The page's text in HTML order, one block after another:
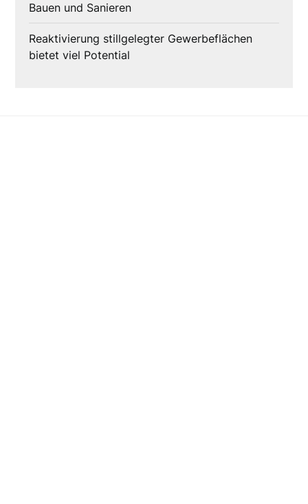
Bauen und Sanieren
Reaktivierung stillgelegter Gewerbeflächen
bietet viel Potential